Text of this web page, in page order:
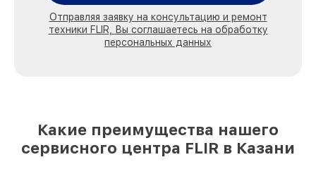
Отправляя заявку на консультацию и ремонт
техники FLIR, Вы соглашаетесь на обработку
персональных данных
Какие преимущества нашего
сервисного центра FLIR в Казани